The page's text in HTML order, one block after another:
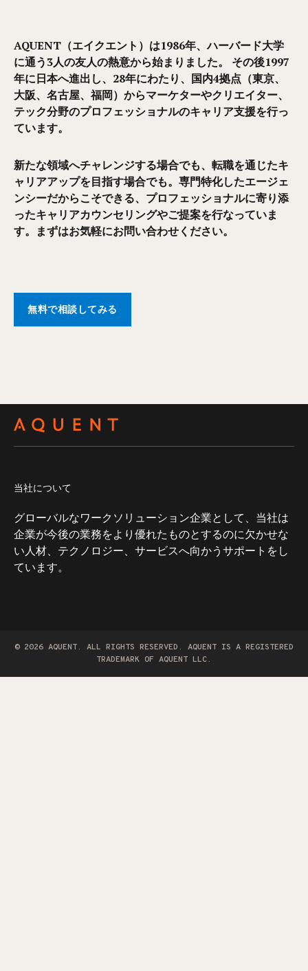
AQUENT（エイクエント）は1986年、ハーバード大学
に通う3人の友人の熱意から始まりました。 その後1997
年に日本へ進出し、28年にわたり、国内4拠点（東京、
大阪、名古屋、福岡）からマーケターやクリエイター、
テック分野のプロフェッショナルのキャリア支援を行っ
ています。
新たな領域へチャレンジする場合でも、転職を通じたキ
ャリアアップを目指す場合でも。専門特化したエージェ
ンシーだからこそできる、プロフェッショナルに寄り添
ったキャリアカウンセリングやご提案を行なっていま
す。まずはお気軽にお問い合わせください。
無料で相談してみる
当社について
グローバルなワークソリューション企業として、当社は
企業が今後の業務をより優れたものとするのに欠かせな
い人材、テクノロジー、サービスへ向かうサポートをし
ています。
SKIP TO NAV
© 2026 AQUENT. ALL RIGHTS RESERVED. AQUENT IS A REGISTERED
TRADEMARK OF AQUENT LLC.